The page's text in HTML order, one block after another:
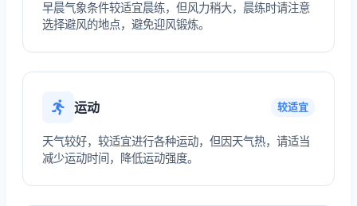
早晨气象条件较适宜晨练，但风力稍大，晨练时请注意
选择避风的地点，避免迎风锻炼。
运动 较适宜
天气较好，较适宜进行各种运动，但因天气热，请适当
减少运动时间，降低运动强度。